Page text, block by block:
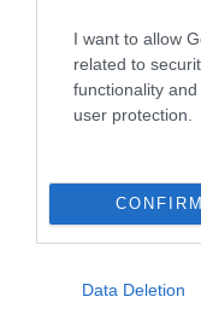
I want to allow
related to
functionality
user protection.
CONFIRM
Data Deletion